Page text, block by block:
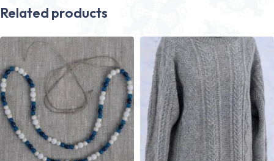
Related products